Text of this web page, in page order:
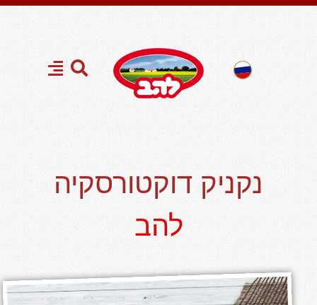
נקניק דוקטורסקיה
להב